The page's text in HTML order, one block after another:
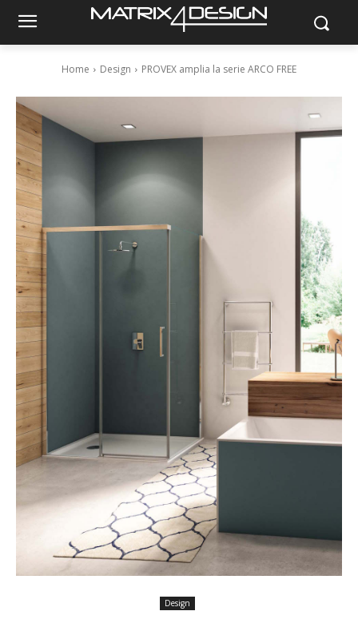
Home Design PROVEX amplia la serie ARCO FREE
Design